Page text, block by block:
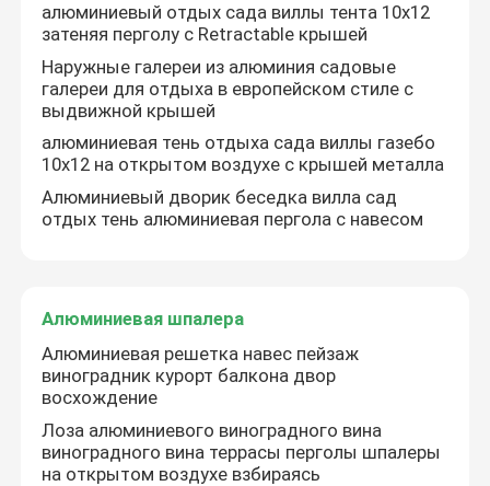
Свяжитесь мы
Новости
Спросите цитату
Алюминиевая Louvered пергола
Алюминиевая Retractable пергола
газебо крыши металла
алюминиевый отдых сада виллы тента 10x12
затеняя перголу с Retractable крышей
Наружные галереи из алюминия садовые
галереи для отдыха в европейском стиле с
выдвижной крышей
алюминиевая тень отдыха сада виллы газебо
10x12 на открытом воздухе с крышей металла
Алюминиевый дворик беседка вилла сад
отдых тень алюминиевая пергола с навесом
Алюминиевая шпалера
Алюминиевая решетка навес пейзаж
виноградник курорт балкона двор
восхождение
Лоза алюминиевого виноградного вина
виноградного вина террасы перголы шпалеры
на открытом воздухе взбираясь